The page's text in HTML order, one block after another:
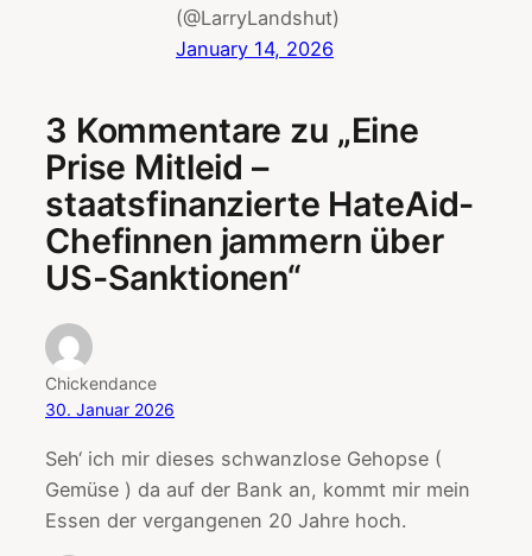
(@LarryLandshut)
January 14, 2026
3 Kommentare zu „Eine
Prise Mitleid –
staatsfinanzierte HateAid-
Chefinnen jammern über
US-Sanktionen“
Chickendance
30. Januar 2026
Seh‘ ich mir dieses schwanzlose Gehopse (
Gemüse ) da auf der Bank an, kommt mir mein
Essen der vergangenen 20 Jahre hoch.